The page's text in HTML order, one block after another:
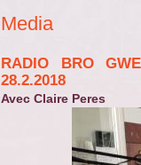
Media
RADIO BRO GWENED_ Emission A-DU PE PAS du
28.2.2018
Avec Claire Peres